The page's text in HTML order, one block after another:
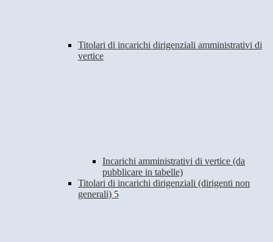
Titolari di incarichi dirigenziali amministrativi di
vertice
Incarichi amministrativi di vertice (da
pubblicare in tabelle)
Titolari di incarichi dirigenziali (dirigenti non
generali) 5